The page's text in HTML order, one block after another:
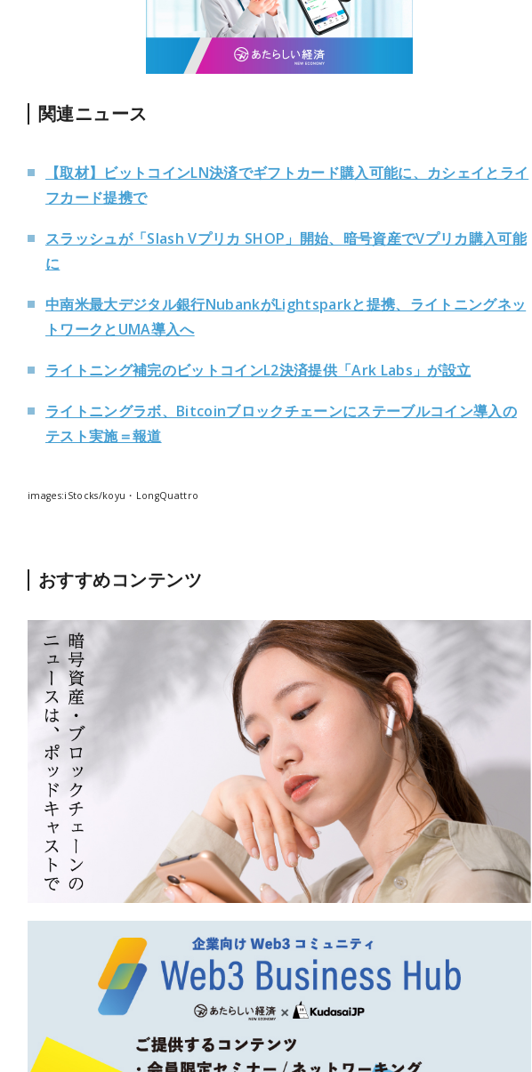
関連ニュース
【取材】ビットコインLN決済でギフトカード購入可能に、カシェイとライ
フカード提携で
スラッシュが「Slash Vプリカ SHOP」開始、暗号資産でVプリカ購入可能
に
中南米最大デジタル銀行NubankがLightsparkと提携、ライトニングネッ
トワークとUMA導入へ
ライトニング補完のビットコインL2決済提供「Ark Labs」が設立
ライトニングラボ、Bitcoinブロックチェーンにステーブルコイン導入の
テスト実施＝報道
images:iStocks/koyu・LongQuattro
おすすめコンテンツ